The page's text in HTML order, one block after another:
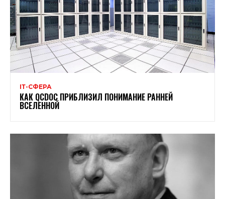
ІТ-СФЕРА
КАК QCDOC ПРИБЛИЗИЛ ПОНИМАНИЕ РАННЕЙ
ВСЕЛЕННОЙ